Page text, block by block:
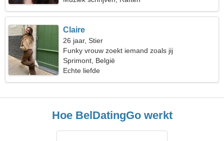
Claire
26 jaar, Stier
Funky vrouw zoekt iemand zoals jij
Sprimont, België
Echte liefde
Hoe BelDatingGo werkt